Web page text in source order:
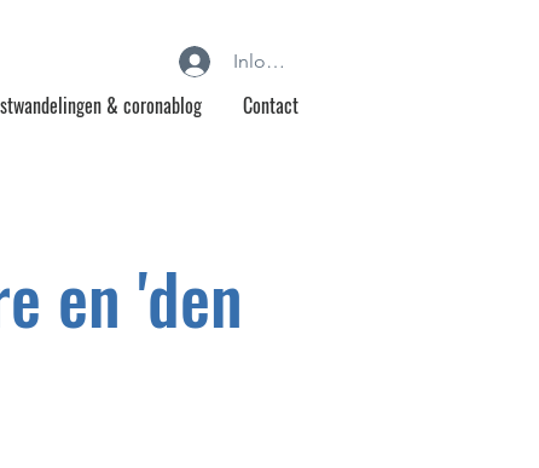
Inloggen
& coronablog Contact
en 'den